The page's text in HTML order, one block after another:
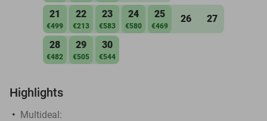
21
€499
22
€213
23
€583
24
€580
25
€469
26 27
28
€482
29
€505
30
€544
Highlights
Multideal: